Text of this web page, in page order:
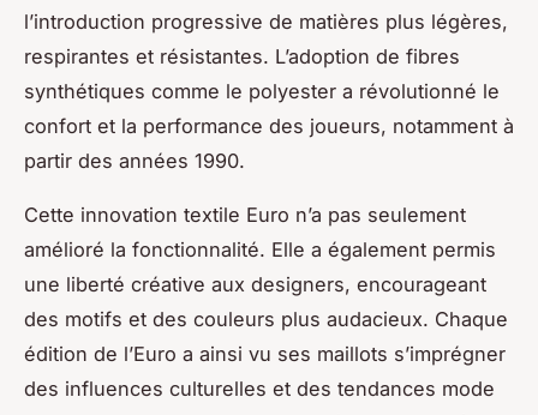
l’introduction progressive de matières plus légères,
respirantes et résistantes. L’adoption de fibres
synthétiques comme le polyester a révolutionné le
confort et la performance des joueurs, notamment à
partir des années 1990.
Cette innovation textile Euro n’a pas seulement
amélioré la fonctionnalité. Elle a également permis
une liberté créative aux designers, encourageant
des motifs et des couleurs plus audacieux. Chaque
édition de l’Euro a ainsi vu ses maillots s’imprégner
des influences culturelles et des tendances mode